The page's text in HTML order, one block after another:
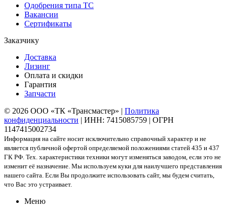
Одобрения типа ТС
Вакансии
Сертификаты
Заказчику
Доставка
Лизинг
Оплата и скидки
Гарантия
Запчасти
© 2026 ООО «ТК «Трансмастер» | Политика
конфиденциальности | ИНН: 7415085759 | ОГРН
1147415002734
Информация на сайте носит исключительно справочный характер и не
является публичной офертой определяемой положениями статей 435 и 437
ГК РФ. Тех. характеристики техники могут изменяться заводом, если это не
изменит её назначение. Мы используем куки для наилучшего представления
нашего сайта. Если Вы продолжите использовать сайт, мы будем считать,
что Вас это устраивает.
Меню